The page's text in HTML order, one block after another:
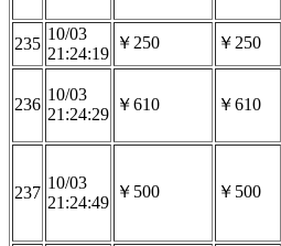
235
10/03
21:24:19
￥250 ￥250
236
10/03
21:24:29
￥610 ￥610
237
10/03
21:24:49
￥500 ￥500